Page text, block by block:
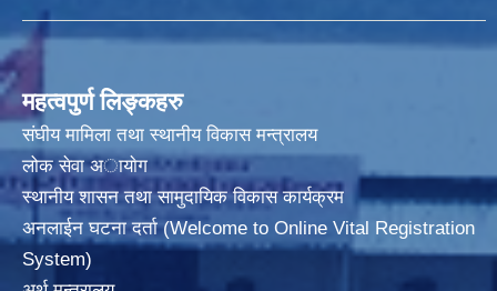
महत्वपुर्ण लिङ्कहरु
संघीय मामिला तथा स्थानीय विकास मन्त्रालय
लोक सेवा अायाेग
स्थानीय शासन तथा सामुदायिक विकास कार्यक्रम
अनलाईन घटना दर्ता (Welcome to Online Vital Registration
System)